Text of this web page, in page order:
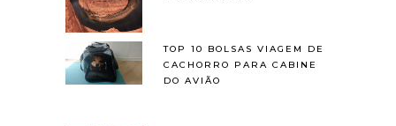
TOP 10 BOLSAS VIAGEM DE
CACHORRO PARA CABINE
DO AVIÃO